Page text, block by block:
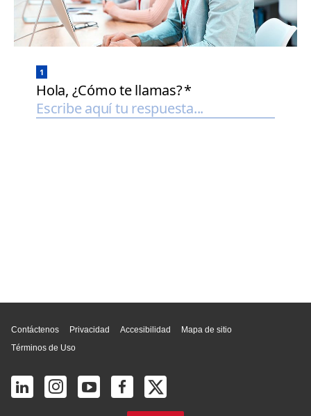
Contáctenos Privacidad Accesibilidad
Mapa de sitio
Términos de Uso